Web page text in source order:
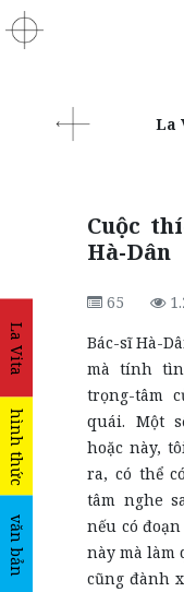
La Vita
hình thức
văn bản
La
Cuộc
Hà-Dân
65
Bác-sĩ Hà-
mà tính
trọng-tâm
quái. Một
hoặc này,
ra, có thể
tâm nghe
nếu có
này mà làm
cũng đành